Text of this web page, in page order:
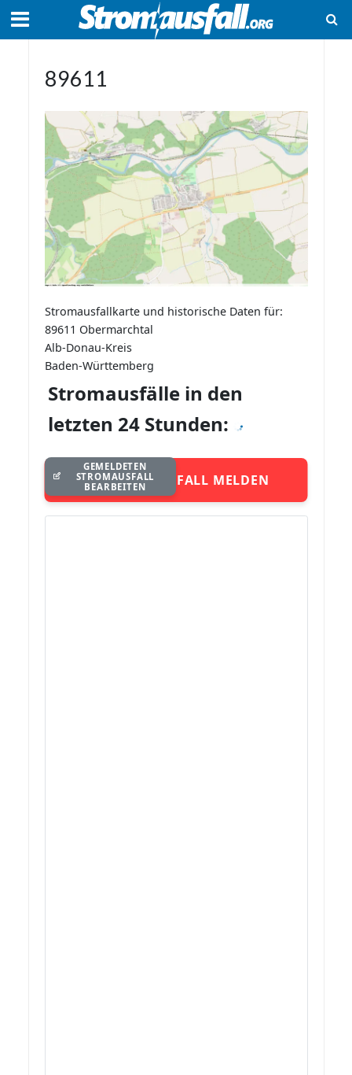
89611
Stromausfallkarte und historische Daten für:
89611 Obermarchtal
Alb-Donau-Kreis
Baden-Württemberg
Stromausfälle in den
letzten 24 Stunden:
STROMAUSFALL MELDEN
GEMELDETEN
STROMAUSFALL
BEARBEITEN